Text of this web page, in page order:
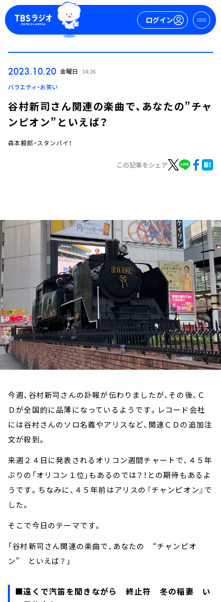
ログイン
ログイン
お知らせ
イベント・グッズ
YouTube
会社情報
2023.10.20 金曜日 14:26
バラエティ・お笑い
谷村新司さん関連の楽曲で、あなたの”チャ
ンピオン”といえば？
森本毅郎・スタンバイ！
この記事をシェア
今週、谷村新司さんの訃報が伝わりましたが、その後、Ｃ
Ｄが全国的に品薄になっているようです。レコード会社
には谷村さんのソロ名義やアリスなど、関連ＣＤの追加注
文が殺到。
来週２４日に発表されるオリコン週間チャートで、４５年
ぶりの「オリコン１位」もあるのでは？！との期待もあるよ
うです。ちなみに、４５年前はアリスの『チャンピオン』で
した。
そこで今日のテーマです。
「谷村新司さん関連の楽曲で、あなたの “チャンピオ
ン” といえば？」
■遠くで汽笛を聞きながら 終止符 冬の稲妻 い